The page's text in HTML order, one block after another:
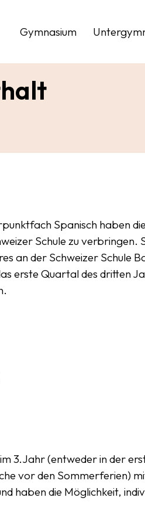
Gymnasium
Spanisch haben
Schule zu verbringen.
an der Schweizer Schule
erste Quartal des dritten
3.Jahr (entweder in der
vor den Sommerferien)
haben die Möglichkeit,